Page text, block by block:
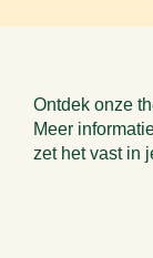
Ontdek onze
Meer
zet het vast in